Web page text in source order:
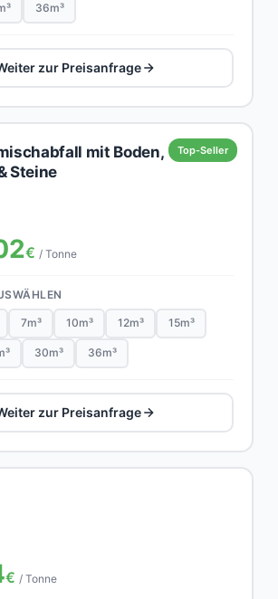
36m³
zur Preisanfrage
Top-Seller
mit Boden,
Steine
€ / Tonne
7m³ 10m³ 12m³ 15m³
30m³ 36m³
zur Preisanfrage
€ / Tonne